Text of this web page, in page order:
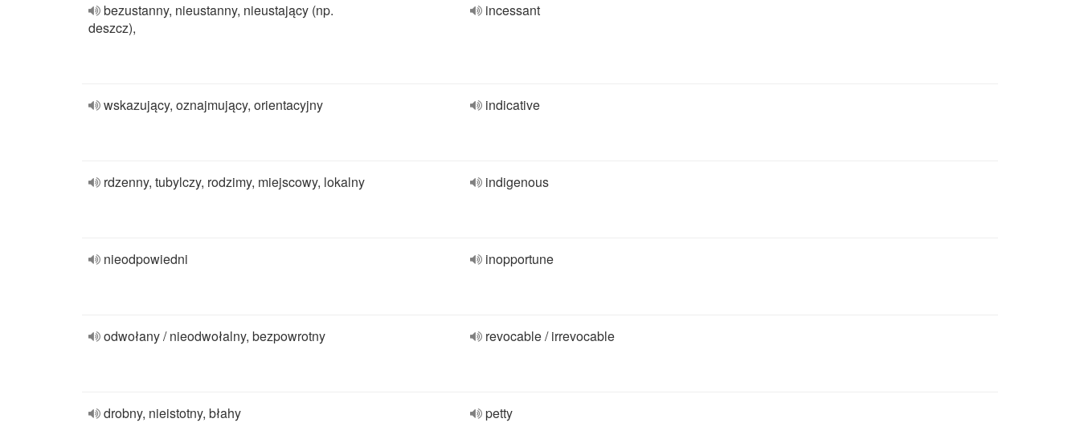
bezustanny, nieustanny, nieustający (np.
deszcz),
incessant
wskazujący, oznajmujący, orientacyjny indicative
rdzenny, tubylczy, rodzimy, miejscowy, lokalny indigenous
nieodpowiedni inopportune
odwołany / nieodwołalny, bezpowrotny revocable / irrevocable
drobny, nieistotny, błahy petty